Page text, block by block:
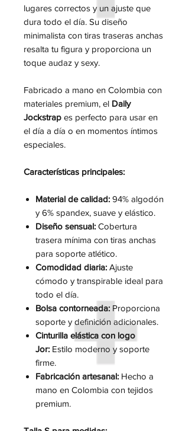
lugares correctos y un ajuste que
dura todo el día. Su diseño
minimalista con tiras traseras anchas
resalta tu figura y proporciona un
toque audaz y sexy.
Fabricado a mano en Colombia con
materiales premium, el Daily
Jockstrap es perfecto para usar en
el día a día o en momentos íntimos
especiales.
Características principales:
Material de calidad: 94% algodón
y 6% spandex, suave y elástico.
Diseño sensual: Cobertura
trasera mínima con tiras anchas
para soporte atlético.
Comodidad diaria: Ajuste
cómodo y transpirable ideal para
todo el día.
Bolsa contorneada: Proporciona
soporte y definición adicionales.
Cinturilla elástica con logo
Jor: Estilo moderno y soporte
firme.
Fabricación artesanal: Hecho a
mano en Colombia con tejidos
premium.